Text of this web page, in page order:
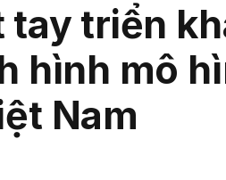
tay triển
hình mô
Nam